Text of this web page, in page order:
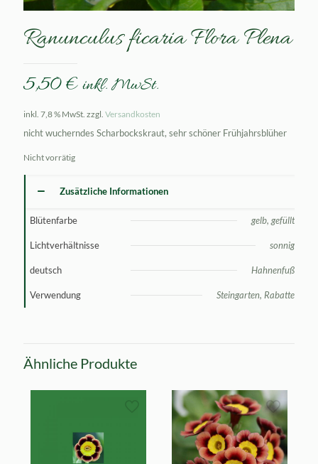
Ranunculus ficaria Flora Plena
5,50€ inkl. MwSt.
inkl. 7,8 % MwSt. zzgl. Versandkosten
nicht wucherndes Scharbockskraut, sehr schöner Frühjahrsblüher
Nicht vorrätig
Zusätzliche Informationen
Blütenfarbe gelb, gefüllt
Lichtverhältnisse sonnig
deutsch Hahnenfuß
Verwendung Steingarten, Rabatte
Ähnliche Produkte